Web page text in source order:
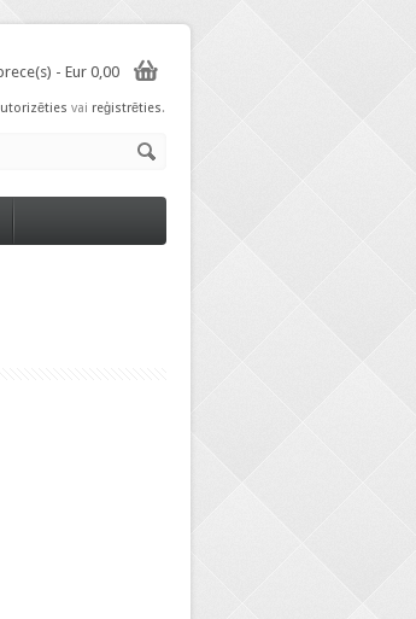
vai reģistrēties.
- Eur 0,00